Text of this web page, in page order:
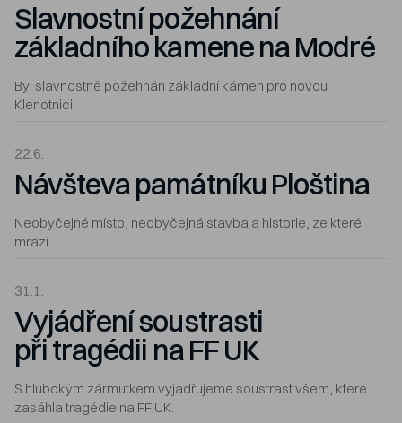
Slavnostní požehnání
základního kamene na Modré
Byl slavnostně požehnán základní kámen pro novou
Klenotnici.
22.6.
Návšteva památníku Ploština
Neobyčejné místo, neobyčejná stavba a historie, ze které
mrazí.
31.1.
Vyjádření soustrasti
při tragédii na FF UK
S hlubokým zármutkem vyjadřujeme soustrast všem, které
zasáhla tragédie na FF UK.